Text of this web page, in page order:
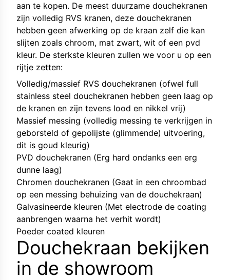
aan te kopen. De meest duurzame douchekranen
zijn volledig RVS kranen, deze douchekranen
hebben geen afwerking op de kraan zelf die kan
slijten zoals chroom, mat zwart, wit of een pvd
kleur. De sterkste kleuren zullen we voor u op een
rijtje zetten:
Volledig/massief RVS douchekranen (ofwel full
stainless steel douchekranen hebben geen laag op
de kranen en zijn tevens lood en nikkel vrij)
Massief messing (volledig messing te verkrijgen in
geborsteld of gepolijste (glimmende) uitvoering,
dit is goud kleurig)
PVD douchekranen (Erg hard ondanks een erg
dunne laag)
Chromen douchekranen (Gaat in een chroombad
op een messing behuizing van de douchekraan)
Galvasineerde kleuren (Met electrode de coating
aanbrengen waarna het verhit wordt)
Poeder coated kleuren
Douchekraan bekijken
in de showroom